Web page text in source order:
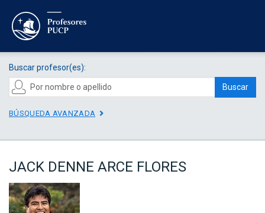
Buscar profesor(es):
Buscar
BÚSQUEDA AVANZADA
JACK DENNE ARCE FLORES